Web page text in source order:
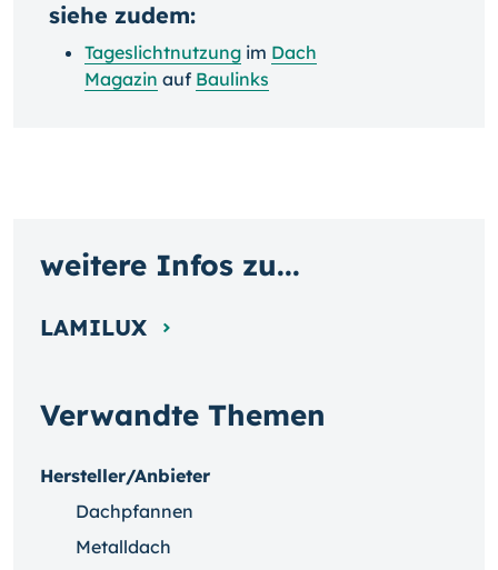
siehe zudem:
Tageslichtnutzung im Dach
Magazin auf Baulinks
Verwandte Themen
Hersteller/Anbieter
Dachpfannen
Metalldach
weitere Infos zu...
LAMILUX